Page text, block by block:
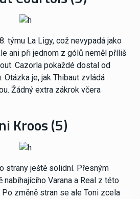
týmu La Ligy, což nevypadá jako
ani při jednom z gólů neměl příliš
Cazorla pokaždé dostal od
Otázka je, jak Thibaut zvládá
Žádný extra zákrok včera
Kroos (5)
strany ještě solidní. Přesným
nabíhajícího Varana a Real z této
změně stran se ale Toni zcela